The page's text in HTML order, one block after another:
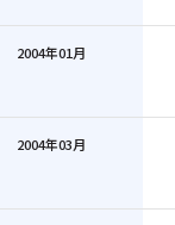
2004年01月
2004年03月